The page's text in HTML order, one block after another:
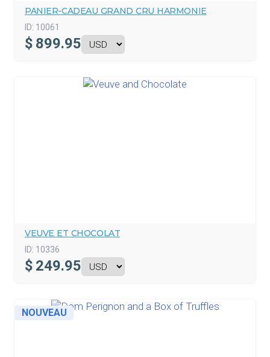
PANIER-CADEAU GRAND CRU HARMONIE
ID: 10061
$ 899.95
VEUVE ET CHOCOLAT
ID: 10336
$ 249.95
NOUVEAU